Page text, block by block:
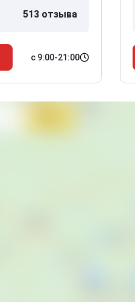
513 отзыва
с 9:00-21:00